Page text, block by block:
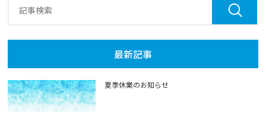
最新記事
夏季休業のお知らせ